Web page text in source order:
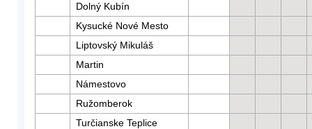
Dolný Kubín
Kysucké Nové Mesto
Liptovský Mikuláš
Martin
Námestovo
Ružomberok
Turčianske Teplice